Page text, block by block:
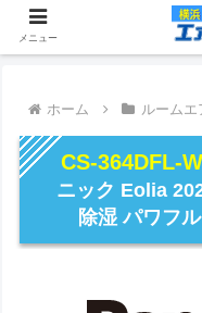
ホーム ルームエ
CS-364DFL-W
ニック Eolia
除湿 パワフ
メニュー